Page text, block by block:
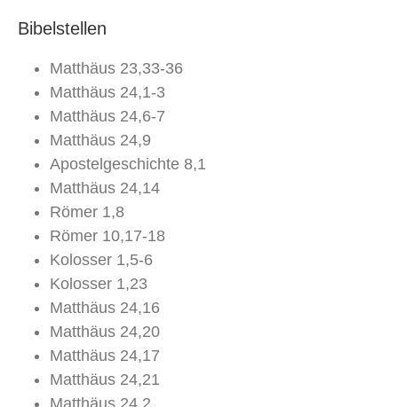
Bibelstellen
Matthäus 23,33-36
Matthäus 24,1-3
Matthäus 24,6-7
Matthäus 24,9
Apostelgeschichte 8,1
Matthäus 24,14
Römer 1,8
Römer 10,17-18
Kolosser 1,5-6
Kolosser 1,23
Matthäus 24,16
Matthäus 24,20
Matthäus 24,17
Matthäus 24,21